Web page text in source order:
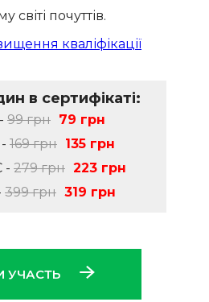
світі почуттів.
кваліфікації
в сертифікаті:
99 грн 79 грн
169 грн 135 грн
- 279 грн 223 грн
399 грн 319 грн
УЧАСТЬ